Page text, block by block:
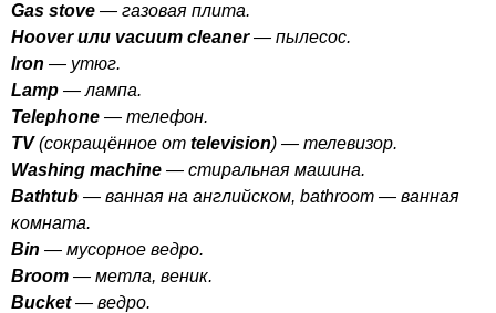
Gas stove — газовая плита.
Hooverили vacuum cleaner— пылесос.
Iron — утюг.
Lamp — лампа.
Telephone — телефон.
TV(сокращённое от television) — телевизор.
Washing machine — стиральная машина.
Bathtub — ванная на английском, bathroom — ванная
комната.
Bin — мусорное ведро.
Broom — метла, веник.
Bucket— ведро.